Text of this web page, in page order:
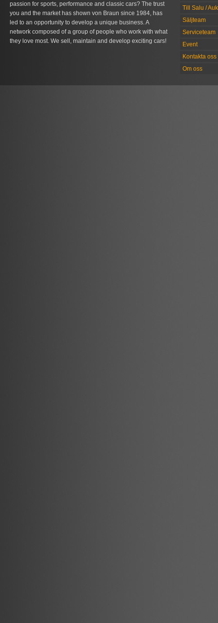
passion for sports, performance and classic cars? The trust
you and the market has shown von Braun since 1984, has
led to an opportunity to develop a unique business. A
network composed of a group of people who work with what
they love most. We sell, maintain and develop exciting cars!
Till Salu /
Säljteam
Serviceteam
Event
Kontakta oss
Om oss